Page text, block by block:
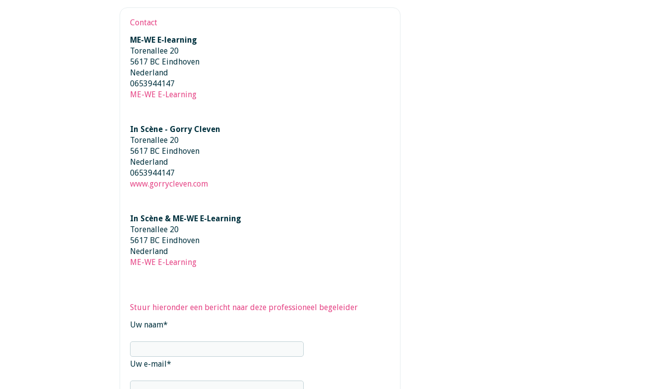
Contact
ME-WE E-learning
Torenallee 20
5617 BC Eindhoven
Nederland
0653944147
ME-WE E-Learning
In Scène - Gorry Cleven
Torenallee 20
5617 BC Eindhoven
Nederland
0653944147
www.gorrycleven.com
In Scène & ME-WE E-Learning
Torenallee 20
5617 BC Eindhoven
Nederland
ME-WE E-Learning
Stuur hieronder een bericht naar deze professioneel begeleider
Uw naam*
Uw e-mail*